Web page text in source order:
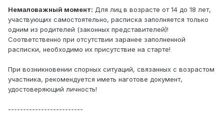
Немаловажный момент: Для лиц в возрасте от 14 до 18 лет,
участвующих самостоятельно, расписка заполняется только
одним из родителей (законных представителей)!
Соответственно при отсутствии заранее заполненной
расписки, необходимо их присутствие на старте!
При возникновении спорных ситуаций, связанных с возрастом
участника, рекомендуется иметь наготове документ,
удостоверяющий личность!
-------------------------